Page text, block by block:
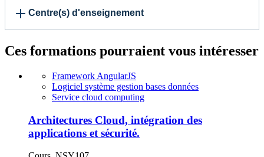
Centre(s) d'enseignement
Ces formations pourraient vous intéresser
Framework AngularJS
Logiciel système gestion bases données
Service cloud computing
Architectures Cloud, intégration des
applications et sécurité.